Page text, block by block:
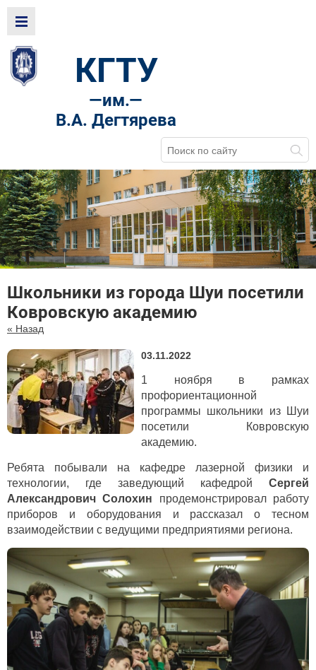
КГТУ
—им.—
В.А. Дегтярева
Школьники из города Шуи посетили
Ковровскую академию
« Назад
03.11.2022
1 ноября в рамках
профориентационной
программы школьники из Шуи
посетили Ковровскую
академию.
Ребята побывали на кафедре лазерной физики и
технологии, где заведующий кафедрой Сергей
Александрович Солохин продемонстрировал работу
приборов и оборудования и рассказал о тесном
взаимодействии с ведущими предприятиями региона.